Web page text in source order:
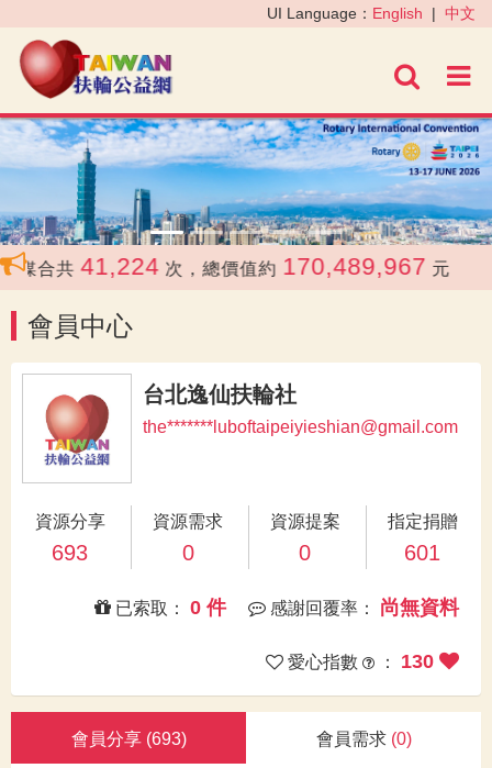
進階
UI Language： English | 中文
‹ ›
合共 41,224 次，總價值約 170,489,967 元
會員中心
台北逸仙扶輪社
the*******luboftaipeiyieshian@gmail.com
資源分享
693
資源需求
0
資源提案
0
指定捐贈
601
感謝回覆率： 尚無資料
已索取： 0 件
愛心指數 ： 130
會員分享 (693) 會員需求 (0)